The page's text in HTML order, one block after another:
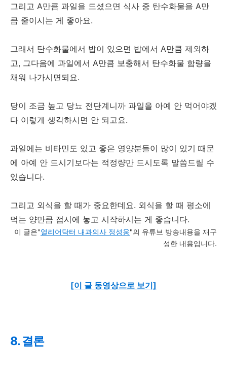
그리고 A만큼 과일을 드셨으면 식사 중 탄수화물을 A만
큼 줄이시는 게 좋아요.
그래서 탄수화물에서 밥이 있으면 밥에서 A만큼 제외하
고, 그다음에 과일에서 A만큼 보충해서 탄수화물 함량을
채워 나가시면되요.
당이 조금 높고 당뇨 전단계니까 과일을 아예 안 먹어야겠
다 이렇게 생각하시면 안 되고요.
과일에는 비타민도 있고 좋은 영양분들이 많이 있기 때문
에 아예 안 드시기보다는 적정량만 드시도록 말씀드릴 수
있습니다.
그리고 외식을 할 때가 중요한데요. 외식을 할 때 평소에
먹는 양만큼 접시에 놓고 시작하시는 게 좋습니다.
이 글은"얼리어닥터 내과의사 정성웅"의 유튜브 방송내용을 재구
성한 내용입니다.
[이 글 동영상으로 보기]
8. 결론